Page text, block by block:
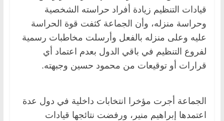
قيادات التنظيم زيادة أفراد حراسته الشخصية
وحراسة منزله، وأن الجماعة كثفت قوة الحراسة
عليه ‏وعلى منزله بالفعل وأرسلت مخاطبات رسمية
لفروع التنظيم في باقي الدول بعدم اعتماد أي
قرارات أو توقيعات من محمود ‏حسين وجبهته.‏
الجماعة أجرت مؤخرا انتخابات داخلية في دول عدة
اعتمدها إبراهيم منير، ورفضت نتائجها قيادات